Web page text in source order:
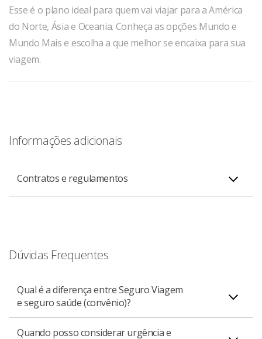
Esse é o plano ideal para quem vai viajar para a América
do Norte, Ásia e Oceania. Conheça as opções Mundo e
Mundo Mais e escolha a que melhor se encaixa para sua
viagem.
Informações adicionais
Contratos e regulamentos
10/12/2025)
Condições Gerais (para contratações a partir de
11/12/2025)
Dúvidas Frequentes
Qual é a diferença entre Seguro Viagem
e seguro saúde (convênio)?
O Seguro Viagem destina-se a atender os viajantes
Quando posso considerar urgência e